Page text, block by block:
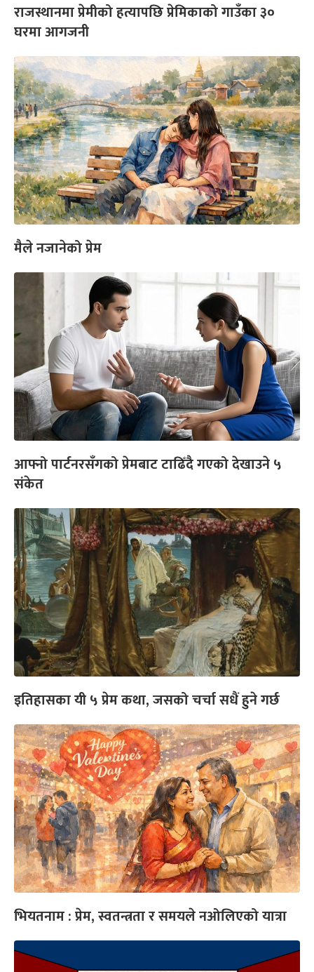
राजस्थानमा प्रेमीको हत्यापछि प्रेमिकाको गाउँका ३०
घरमा आगजनी
मैले नजानेको प्रेम
आफ्नो पार्टनरसँगको प्रेमबाट टाढिँदै गएको देखाउने ५
संकेत
इतिहासका यी ५ प्रेम कथा, जसको चर्चा सधैं हुने गर्छ
भियतनाम : प्रेम, स्वतन्त्रता र समयले नओलिएको यात्रा